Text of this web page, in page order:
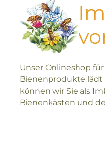
Unser Onlineshop
Bienenprodukte lädt
können wir Sie als
Bienenkästen und